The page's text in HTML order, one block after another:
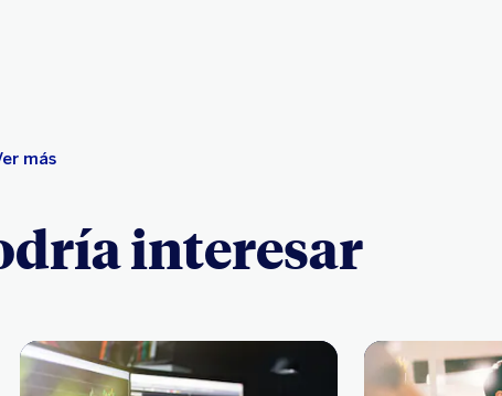
más
interesar